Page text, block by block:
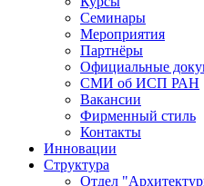
Семинары
Мероприятия
Партнёры
Официальные
СМИ об ИСП РАН
Вакансии
Фирменный стиль
Контакты
Инновации
Структура
Отдел